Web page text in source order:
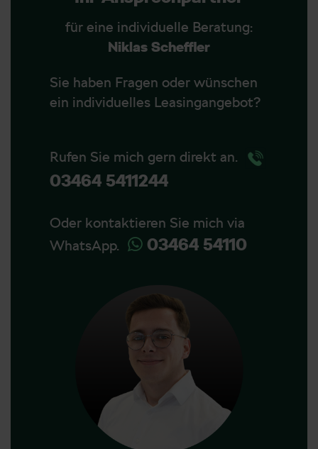
für eine individuelle Beratung:
Niklas Scheffler
Sie haben Fragen oder wünschen
ein individuelles Leasingangebot?
Rufen Sie mich gern direkt an.
03464 5411244
Oder kontaktieren Sie mich via
WhatsApp.
03464 54110